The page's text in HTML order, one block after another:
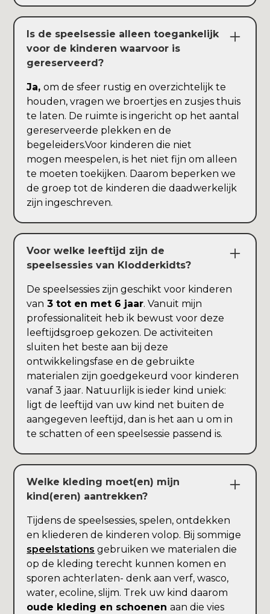
Is de speelsessie alleen toegankelijk
voor de kinderen waarvoor is
gereserveerd?
Ja,om de sfeer rustig en overzichtelijk te
houden, vragen we broertjes en zusjes thuis
te laten. De ruimte is ingericht op het aantal
gereserveerde plekken en de
begeleiders.Voor kinderen die niet
mogen meespelen, is het niet fijn om alleen
te moeten toekijken. Daarom beperken we
de groep tot de kinderen die daadwerkelijk
zijn ingeschreven.
Voor welke leeftijd zijn de
speelsessies van Klodderkidts?
De speelsessies zijn geschikt voor kinderen
van 3 tot en met 6 jaar. Vanuit mijn
professionaliteit heb ik bewust voor deze
leeftijdsgroep gekozen. De activiteiten
sluiten het beste aan bij deze
ontwikkelingsfase en de gebruikte
materialen zijn goedgekeurd voor kinderen
vanaf 3 jaar. Natuurlijk is ieder kind uniek:
ligt de leeftijd van uw kind net buiten de
aangegeven leeftijd, dan is het aan u om in
te schatten of een speelsessie passend is.
Welke kleding moet(en) mijn
kind(eren) aantrekken?
Tijdens de speelsessies, spelen, ontdekken
en kliederen de kinderen volop. Bij sommige
speelstations gebruiken we materialen die
op de kleding terecht kunnen komen en
sporen achterlaten- denk aan verf, wasco,
water, ecoline, slijm. Trek uw kind daarom
oude kleding en schoenenaan die vies